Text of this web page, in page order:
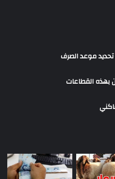
تحديد موعد الصرف
بهذه القطاعات